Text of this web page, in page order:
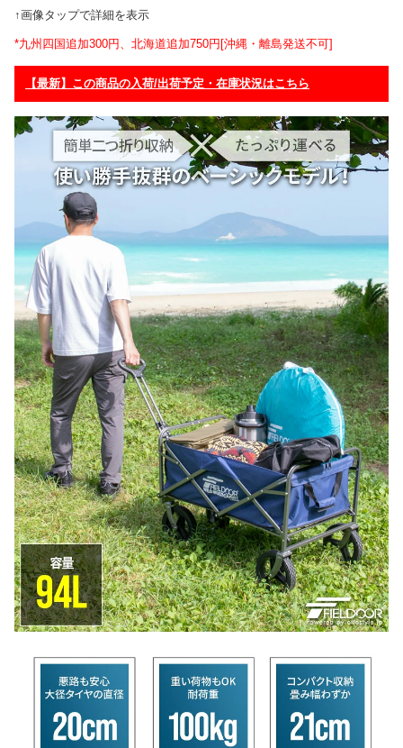
↑画像タップで詳細を表示
*九州四国追加300円、北海道追加750円[沖縄・離島発送不可]
【最新】この商品の入荷/出荷予定・在庫状況はこちら